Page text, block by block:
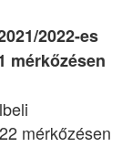
2022-es
mérkőzésen
mérkőzésen